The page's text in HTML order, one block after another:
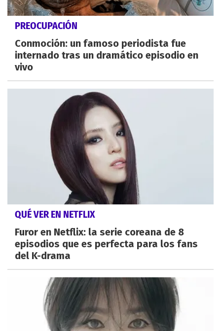
PREOCUPACIÓN
Conmoción: un famoso periodista fue
internado tras un dramático episodio en
vivo
QUÉ VER EN NETFLIX
Furor en Netflix: la serie coreana de 8
episodios que es perfecta para los fans
del K-drama